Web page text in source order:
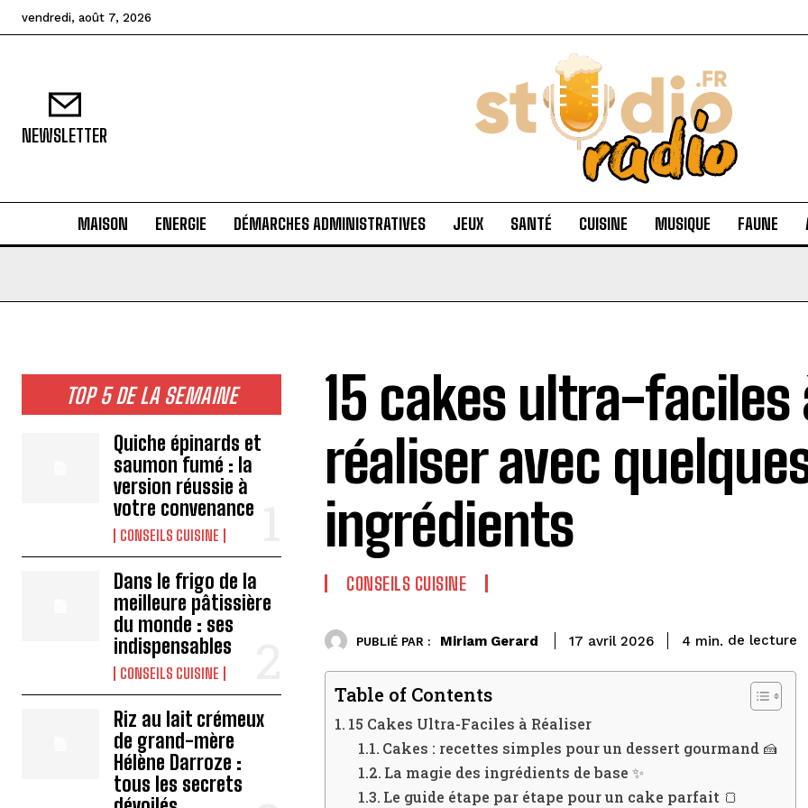
vendredi, août 7, 2026
NEWSLETTER
MAISON ENERGIE DÉMARCHES ADMINISTRATIVES JEUX SANTÉ CUISINE MUSIQUE FAUNE
TOP 5 DE LA SEMAINE
Quiche épinards et
saumon fumé : la
version réussie à
votre convenance
CONSEILS CUISINE
Dans le frigo de la
meilleure pâtissière
du monde : ses
indispensables
CONSEILS CUISINE
Riz au lait crémeux
de grand-mère
Hélène Darroze :
tous les secrets
15 cakes ultra-faciles
réaliser avec
ingrédients
CONSEILS CUISINE
PUBLIÉ PAR : Miriam Gerard 17 avril 2026 4 min. de lecture
Table of Contents
15 Cakes Ultra-Faciles à Réaliser
Cakes : recettes simples pour un dessert gourmand 🍰
La magie des ingrédients de base ✨
Le guide étape par étape pour un cake parfait 🍞